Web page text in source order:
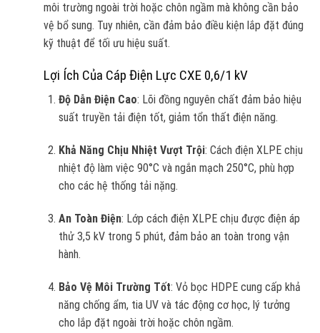
môi trường ngoài trời hoặc chôn ngầm mà không cần bảo
vệ bổ sung. Tuy nhiên, cần đảm bảo điều kiện lắp đặt đúng
kỹ thuật để tối ưu hiệu suất.
Lợi Ích Của Cáp Điện Lực CXE 0,6/1 kV
Độ Dẫn Điện Cao: Lõi đồng nguyên chất đảm bảo hiệu
suất truyền tải điện tốt, giảm tổn thất điện năng.
Khả Năng Chịu Nhiệt Vượt Trội: Cách điện XLPE chịu
nhiệt độ làm việc 90°C và ngắn mạch 250°C, phù hợp
cho các hệ thống tải nặng.
An Toàn Điện: Lớp cách điện XLPE chịu được điện áp
thử 3,5 kV trong 5 phút, đảm bảo an toàn trong vận
hành.
Bảo Vệ Môi Trường Tốt: Vỏ bọc HDPE cung cấp khả
năng chống ẩm, tia UV và tác động cơ học, lý tưởng
cho lắp đặt ngoài trời hoặc chôn ngầm.